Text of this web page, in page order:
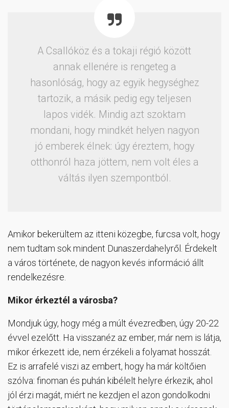
A Csallóköz és a tokaji régió között
annak ellenére is rengeteg a
hasonlóság, hogy az egyik hegységhez
tartozik, a másik pedig egy teljesen
lapos vidék. Mindig azt szoktam
mondani, hogy mindkét helyen nagyon
jó emberek élnek: úgy éreztem, hogy
otthonról haza jöttem, nem volt éles a
váltás ilyen szempontból.
Amikor bekerültem az itteni közegbe, furcsa volt, hogy
nem tudtam sok mindent Dunaszerdahelyről. Érdekelt
a város története, de nagyon kevés információ állt
rendelkezésre.
Mikor érkeztél a városba?
Mondjuk úgy, hogy még a múlt évezredben, úgy 20-22
évvel ezelőtt. Ha visszanéz az ember, már nem is látja,
mikor érkezett ide, nem érzékeli a folyamat hosszát.
Ez is arrafelé viszi az embert, hogy ha már költőien
szólva: finoman és puhán kibélelt helyre érkezik, ahol
jól érzi magát, miért ne kezdjen el azon gondolkodni